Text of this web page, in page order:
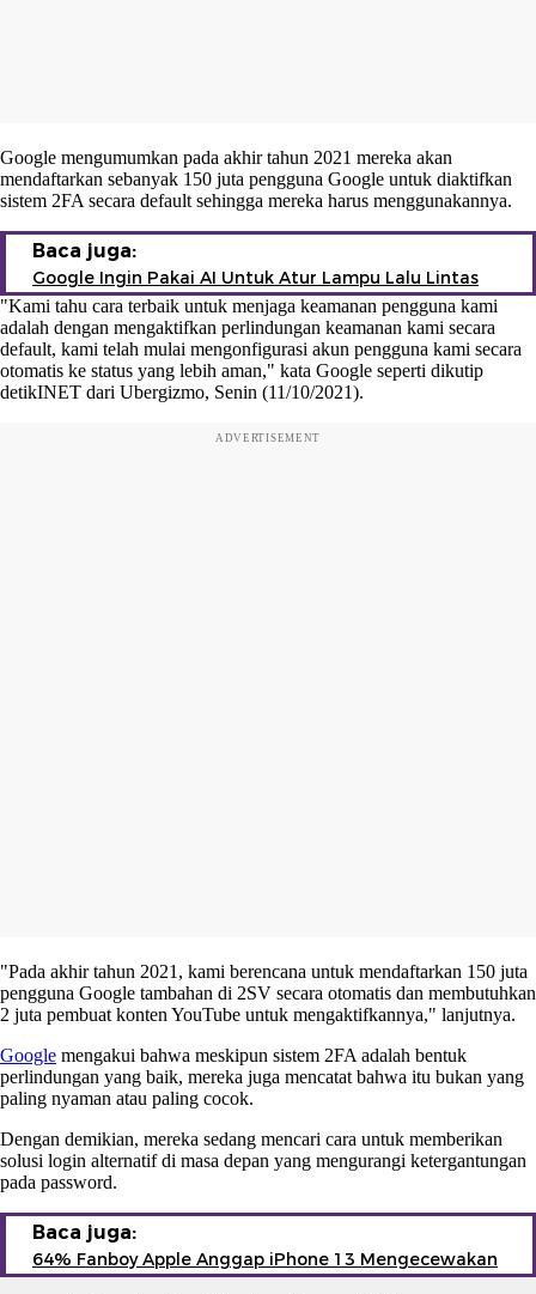
Google mengumumkan pada akhir tahun 2021 mereka akan
mendaftarkan sebanyak 150 juta pengguna Google untuk diaktifkan
sistem 2FA secara default sehingga mereka harus menggunakannya.
Baca juga:
Google Ingin Pakai AI Untuk Atur Lampu Lalu Lintas
"Kami tahu cara terbaik untuk menjaga keamanan pengguna kami
adalah dengan mengaktifkan perlindungan keamanan kami secara
default, kami telah mulai mengonfigurasi akun pengguna kami secara
otomatis ke status yang lebih aman," kata Google seperti dikutip
detikINET dari Ubergizmo, Senin (11/10/2021).
ADVERTISEMENT
"Pada akhir tahun 2021, kami berencana untuk mendaftarkan 150 juta
pengguna Google tambahan di 2SV secara otomatis dan membutuhkan
2 juta pembuat konten YouTube untuk mengaktifkannya," lanjutnya.
Google mengakui bahwa meskipun sistem 2FA adalah bentuk
perlindungan yang baik, mereka juga mencatat bahwa itu bukan yang
paling nyaman atau paling cocok.
Dengan demikian, mereka sedang mencari cara untuk memberikan
solusi login alternatif di masa depan yang mengurangi ketergantungan
pada password.
Baca juga:
64% Fanboy Apple Anggap iPhone 13 Mengecewakan